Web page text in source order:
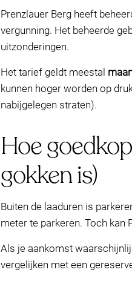
Prenzlauer Berg heeft
vergunning. Het beheerde
uitzonderingen.
Het tarief geldt meestal
kunnen hoger worden op
nabijgelegen straten).
Hoe
gokken is)
Buiten de laaduren is
meter te parkeren. Toch kan
Als je aankomst
vergelijken met een